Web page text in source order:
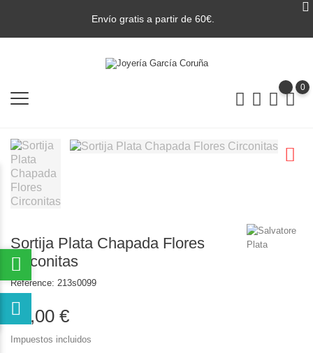
Envío gratis a partir de 60€.
0
Sortija Plata Chapada Flores
Circonitas
Reference: 213s0099
35,00 €
Impuestos incluidos